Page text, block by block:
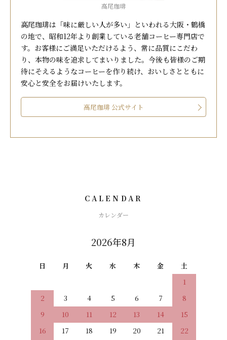
高尾珈琲
高尾珈琲は「味に厳しい人が多い」といわれる大阪・鶴橋
の地で、昭和12年より創業している老舗コーヒー専門店で
す。お客様にご満足いただけるよう、常に品質にこだわ
り、本物の味を追求してまいりました。今後も皆様のご期
待にそえるようなコーヒーを作り続け、おいしさとともに
安心と安全をお届けいたします。
高尾珈琲 公式サイト
CALENDAR
カレンダー
2026年8月
日 月 火 水 木 金
土
1
2
3 4 5 6 7
8
9
10 11 12 13 14
15
16
17 18 19 20 21
22